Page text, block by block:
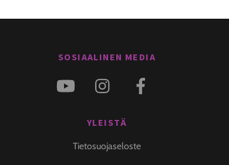
SOSIAALINEN MEDIA
YLEISTÄ
Tietosuojaseloste